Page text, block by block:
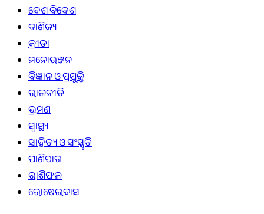
ଦେଶ ବିଦେଶ
ବାଣିଜ୍ୟ
କ୍ରୀଡା
ମନୋରଞ୍ଜନ
ବିଜ୍ଞାନ ଓ ପ୍ରଯୁକ୍ତି
ରାଜନୀତି
ଭ୍ରମଣ
ସ୍ୱାସ୍ଥ୍ୟ
ସାହିତ୍ୟ ଓ ସଂସ୍କୃତି
ପାଣିପାଗ
ରାଶିଫଳ
ରୋଷେଇବାସ